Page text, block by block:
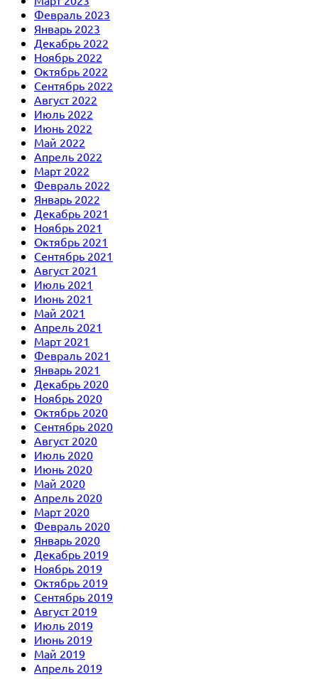
Февраль 2023
Январь 2023
Декабрь 2022
Ноябрь 2022
Октябрь 2022
Сентябрь 2022
Август 2022
Июль 2022
Июнь 2022
Май 2022
Апрель 2022
Март 2022
Февраль 2022
Январь 2022
Декабрь 2021
Ноябрь 2021
Октябрь 2021
Сентябрь 2021
Август 2021
Июль 2021
Июнь 2021
Май 2021
Апрель 2021
Март 2021
Февраль 2021
Январь 2021
Декабрь 2020
Ноябрь 2020
Октябрь 2020
Сентябрь 2020
Август 2020
Июль 2020
Июнь 2020
Май 2020
Апрель 2020
Март 2020
Февраль 2020
Январь 2020
Декабрь 2019
Ноябрь 2019
Октябрь 2019
Сентябрь 2019
Август 2019
Июль 2019
Июнь 2019
Май 2019
Апрель 2019